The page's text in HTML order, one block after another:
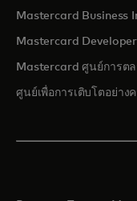
Mastercard Business
Mastercard
Mastercard ศูนย์การต
ศูนย์เพื่อการเติบโตอย่าง